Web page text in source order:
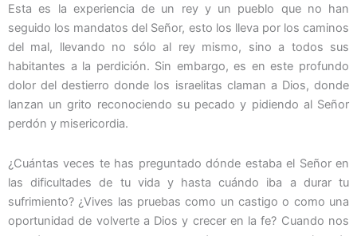
Esta es la experiencia de un rey y un pueblo que no han
seguido los mandatos del Señor, esto los lleva por los caminos
del mal, llevando no sólo al rey mismo, sino a todos sus
habitantes a la perdición. Sin embargo, es en este profundo
dolor del destierro donde los israelitas claman a Dios, donde
lanzan un grito reconociendo su pecado y pidiendo al Señor
perdón y misericordia.
¿Cuántas veces te has preguntado dónde estaba el Señor en
las dificultades de tu vida y hasta cuándo iba a durar tu
sufrimiento? ¿Vives las pruebas como un castigo o como una
oportunidad de volverte a Dios y crecer en la fe? Cuando nos